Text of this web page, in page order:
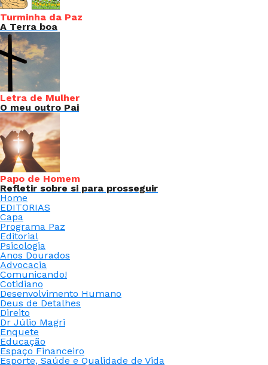
Turminha da Paz
A Terra boa
Letra de Mulher
O meu outro Pai
Papo de Homem
Refletir sobre si para prosseguir
Home
EDITORIAS
Capa
Programa Paz
Editorial
Psicologia
Anos Dourados
Advocacia
Comunicando!
Cotidiano
Desenvolvimento Humano
Deus de Detalhes
Direito
Dr Júlio Magri
Enquete
Educação
Espaço Financeiro
Esporte, Saúde e Qualidade de Vida